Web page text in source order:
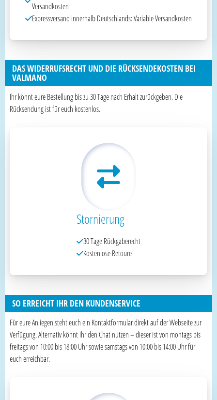
Versandkosten
Expressversand innerhalb Deutschlands: Variable Versandkosten
DAS WIDERRUFSRECHT UND DIE RÜCKSENDEKOSTEN BEI
VALMANO
Ihr könnt eure Bestellung bis zu 30 Tage nach Erhalt zurückgeben. Die
Rücksendung ist für euch kostenlos.
Stornierung
30 Tage Rückgaberecht
Kostenlose Retoure
SO ERREICHT IHR DEN KUNDENSERVICE
Für eure Anliegen steht euch ein Kontaktformular direkt auf der Webseite zur
Verfügung. Alternativ könnt ihr den Chat nutzen – dieser ist von montags bis
freitags von 10:00 bis 18:00 Uhr sowie samstags von 10:00 bis 14:00 Uhr für
euch erreichbar.